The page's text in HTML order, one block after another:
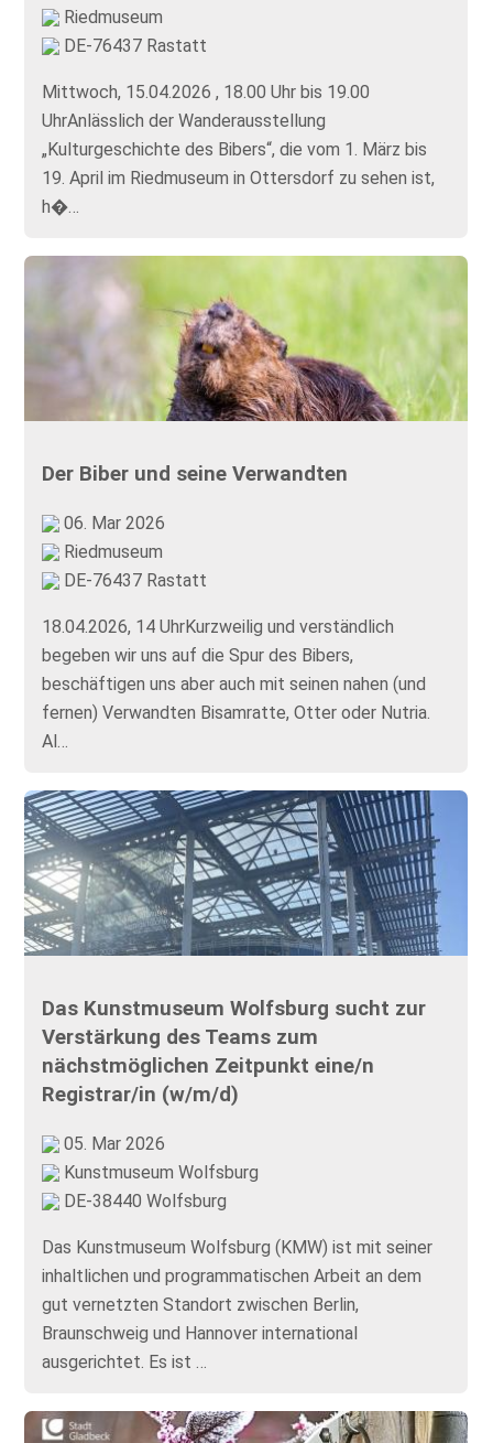
Riedmuseum
DE-76437 Rastatt
Mittwoch, 15.04.2026 , 18.00 Uhr bis 19.00
UhrAnlässlich der Wanderausstellung
„Kulturgeschichte des Bibers“, die vom 1. März bis
19. April im Riedmuseum in Ottersdorf zu sehen ist,
h�…
Der Biber und seine Verwandten
06. Mar 2026
Riedmuseum
DE-76437 Rastatt
18.04.2026, 14 UhrKurzweilig und verständlich
begeben wir uns auf die Spur des Bibers,
beschäftigen uns aber auch mit seinen nahen (und
fernen) Verwandten Bisamratte, Otter oder Nutria.
Al…
Das Kunstmuseum Wolfsburg sucht zur
Verstärkung des Teams zum
nächstmöglichen Zeitpunkt eine/n
Registrar/in (w/m/d)
05. Mar 2026
Kunstmuseum Wolfsburg
DE-38440 Wolfsburg
Das Kunstmuseum Wolfsburg (KMW) ist mit seiner
inhaltlichen und programmatischen Arbeit an dem
gut vernetzten Standort zwischen Berlin,
Braunschweig und Hannover international
ausgerichtet. Es ist …